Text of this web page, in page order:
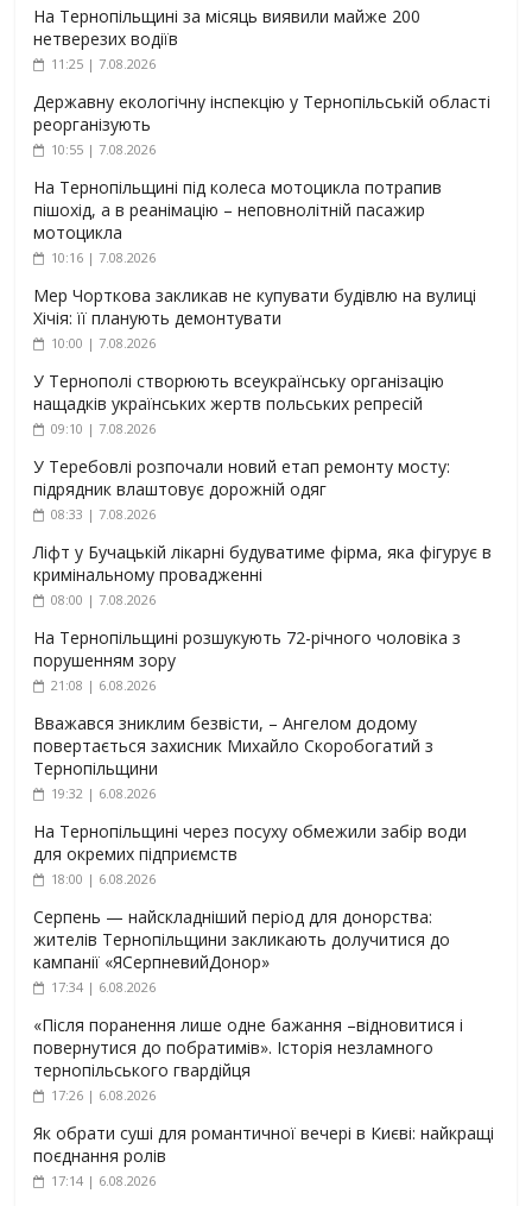
На Тернопільщині за місяць виявили майже 200
нетверезих водіїв
11:25 | 7.08.2026
Державну екологічну інспекцію у Тернопільській області
реорганізують
10:55 | 7.08.2026
На Тернопільщині під колеса мотоцикла потрапив
пішохід, а в реанімацію – неповнолітній пасажир
мотоцикла
10:16 | 7.08.2026
Мер Чорткова закликав не купувати будівлю на вулиці
Хічія: її планують демонтувати
10:00 | 7.08.2026
У Тернополі створюють всеукраїнську організацію
нащадків українських жертв польських репресій
09:10 | 7.08.2026
У Теребовлі розпочали новий етап ремонту мосту:
підрядник влаштовує дорожній одяг
08:33 | 7.08.2026
Ліфт у Бучацькій лікарні будуватиме фірма, яка фігурує в
кримінальному провадженні
08:00 | 7.08.2026
На Тернопільщині розшукують 72-річного чоловіка з
порушенням зору
21:08 | 6.08.2026
Вважався зниклим безвісти, – Ангелом додому
повертається захисник Михайло Скоробогатий з
Тернопільщини
19:32 | 6.08.2026
На Тернопільщині через посуху обмежили забір води
для окремих підприємств
18:00 | 6.08.2026
Серпень — найскладніший період для донорства:
жителів Тернопільщини закликають долучитися до
кампанії «ЯСерпневийДонор»
17:34 | 6.08.2026
«Після поранення лише одне бажання –відновитися і
повернутися до побратимів». Історія незламного
тернопільського гвардійця
17:26 | 6.08.2026
Як обрати суші для романтичної вечері в Києві: найкращі
поєднання ролів
17:14 | 6.08.2026